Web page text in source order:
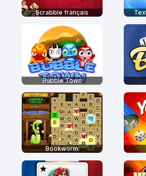
Scrabble français
Bubble Town
Bookworm